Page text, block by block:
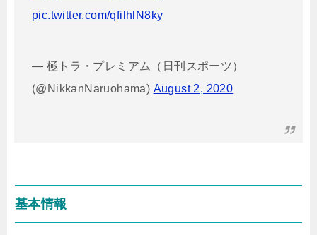
pic.twitter.com/qfilhlN8ky
— 極トラ・プレミアム（日刊スポーツ）
(@NikkanNaruohama) August 2, 2020
基本情報